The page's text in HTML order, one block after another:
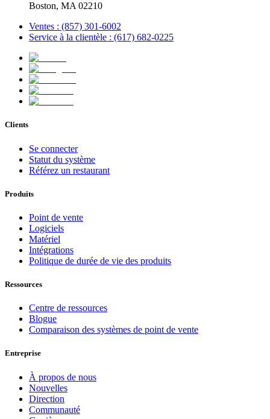
Boston, MA 02210
Ventes : (857) 301-6002
Service à la clientèle : (617) 682-0225
Clients
Se connecter
Statut du système
Référez un restaurant
Produits
Point de vente
Logiciels
Matériel
Intégrations
Politique de durée de vie des produits
Ressources
Centre de ressources
Blogue
Comparaison des systèmes de point de vente
Entreprise
À propos de nous
Nouvelles
Direction
Communauté